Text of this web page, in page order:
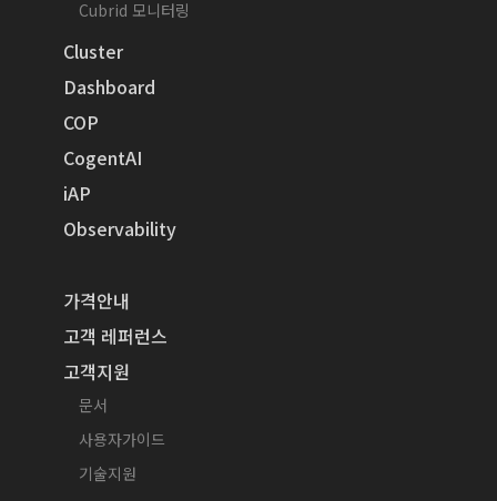
Cubrid 모니터링
Cluster
Dashboard
COP
CogentAI
iAP
Observability
가격안내
고객 레퍼런스
고객지원
문서
사용자가이드
기술지원